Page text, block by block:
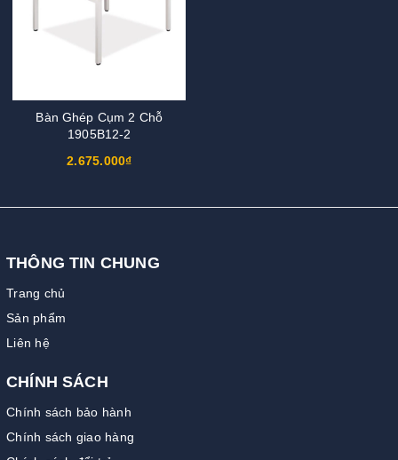
Bàn Ghép Cụm 2 Chỗ
1905B12-2
2.675.000₫
THÔNG TIN CHUNG
Trang chủ
Sản phẩm
Liên hệ
CHÍNH SÁCH
Chính sách bảo hành
Chính sách giao hàng